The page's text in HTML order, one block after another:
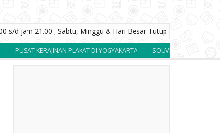
s/d jam 21.00 , Sabtu, Minggu & Hari Besar Tutup
KERAJINAN PLAKAT DI YOGYAKARTA SOUVENIR BERKUALITAS DAN